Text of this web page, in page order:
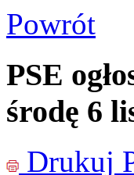
Powrót
PSE
środę 6
Drukuj